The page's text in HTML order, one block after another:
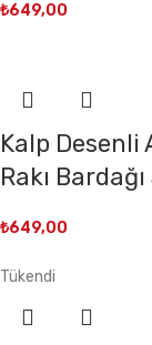
₺649,00
Kalp Desenli
Rakı
₺649,00
Tükendi